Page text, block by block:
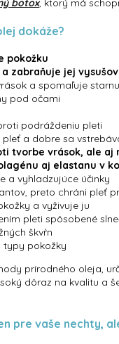
botox, ktorý má
dokáže?
pokožku
zabraňuje jej
a spomaľuje
pod očami
podráždeniu pleti
pleť a dobre sa
tvorbe vrások, ale aj
aj elastanu v
a vyhladzujúce účinky
preto chráni pleť
a vyživuje ju
pleti spôsobené
škvŕn
typy pokožky
prírodného oleja,
dôraz na kvalitu a
pre vaše nechty,